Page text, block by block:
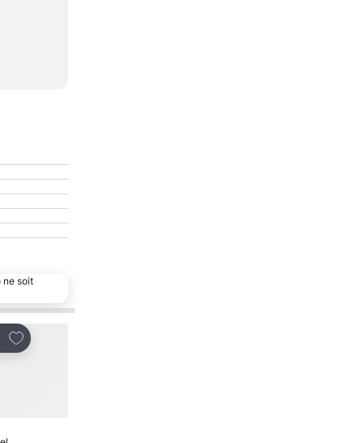
ne soit
Ajouter à mes favoris